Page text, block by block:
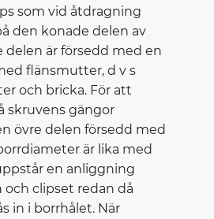
som vid åtdragning
den konade delen av
delen är försedd med en
flänsmutter, d v s
och bricka. För att
skruvens gängor
övre delen försedd med
är lika med
en anliggning
och clipset redan då
in i borrhålet. När